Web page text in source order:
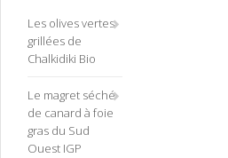
Les olives vertes
grillées de
Chalkidiki Bio
Le magret séché
de canard à foie
gras du Sud
Ouest IGP